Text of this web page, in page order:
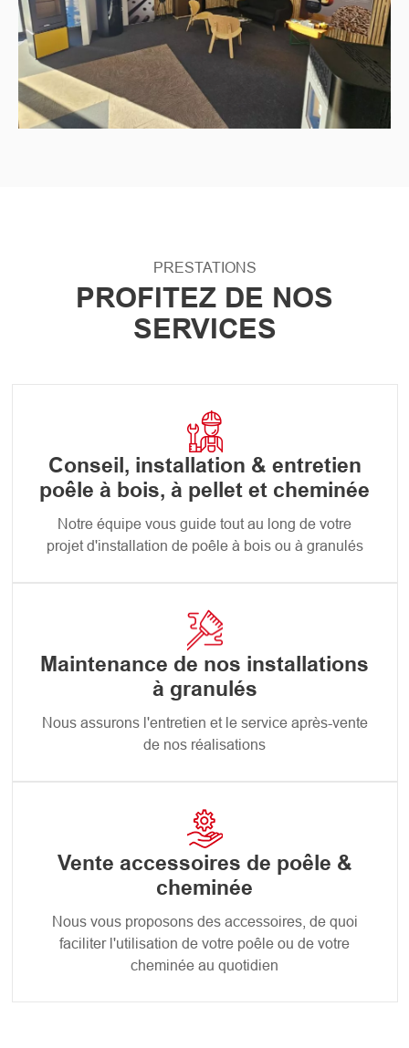
PRESTATIONS
PROFITEZ DE NOS
SERVICES
Conseil, installation & entretien
poêle à bois, à pellet et cheminée
Notre équipe vous guide tout au long de votre
projet d'installation de poêle à bois ou à granulés
Maintenance de nos installations
à granulés
Nous assurons l'entretien et le service après-vente
de nos réalisations
Vente accessoires de poêle &
cheminée
Nous vous proposons des accessoires, de quoi
faciliter l'utilisation de votre poêle ou de votre
cheminée au quotidien